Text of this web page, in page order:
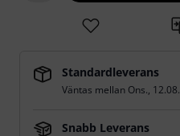
Standardleverans
Väntas mellan Ons., 12.08.
Snabb Leverans